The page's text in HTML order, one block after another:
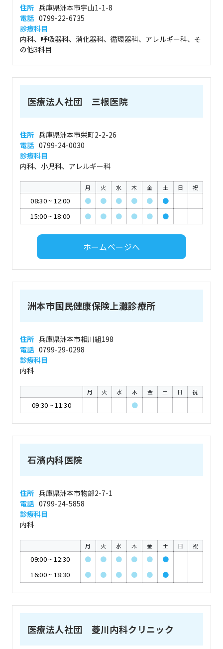
住所 兵庫県洲本市宇山1-1-8
電話 0799-22-6735
診療科目
内科、呼吸器科、消化器科、循環器科、アレルギー科、そ
の他3科目
医療法人社団 三根医院
住所 兵庫県洲本市栄町2-2-26
電話 0799-24-0030
診療科目
内科、小児科、アレルギー科
月 火 水 木 金 土 日 祝
08:30~ 12:00 ● ● ● ● ●
●
15:00~ 18:00 ● ● ● ● ● ●
ホームページへ
洲本市国民健康保険上灘診療所
住所 兵庫県洲本市相川組198
電話 0799-29-0298
診療科目
内科
月 火 水 木 金 土 日 祝
09:30 ~11:30 ●
石濱内科医院
住所 兵庫県洲本市物部2-7-1
電話 0799-24-5858
診療科目
内科
月 火 水 木 金 土 日 祝
09:00~ 12:30 ● ● ● ● ●
●
16:00~ 18:30 ● ● ● ● ● ●
医療法人社団 菱川内科クリニック